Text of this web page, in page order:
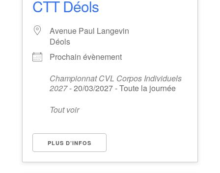
CTT Déols
Avenue Paul Langevin
Déols
Prochain évènement
Championnat CVL Corpos Individuels
2027- 20/03/2027 - Toute la journée
Tout voir
PLUS D’INFOS